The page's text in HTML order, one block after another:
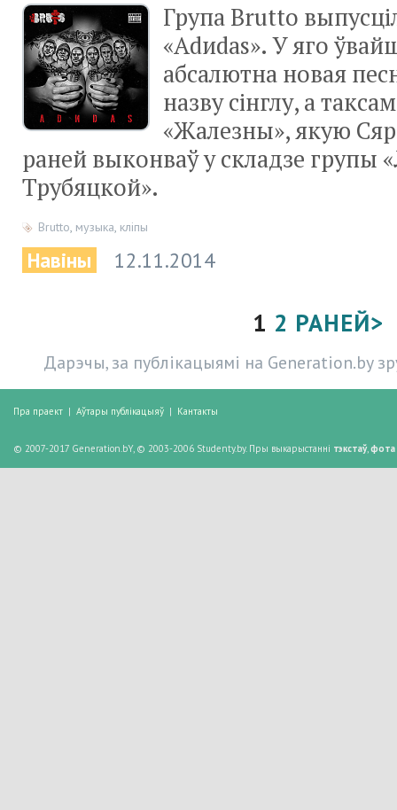
Група Brutto
«Adиdas». У яго
абсалютна новая
назву сінглу, а
«Жалезны», якую
раней выконваў у складзе групы
Трубяцкой».
Brutto, музыка, кліпы
Навіны 12.11.2014
1 2 РАНЕЙ>
Дарэчы, за публікацыямі на Generation.by
Пра праект | Аўтары публікацыяў | Кантакты
© 2007-2017 Generation.bY, © 2003-2006 Studenty.by. Пры выкарыстанні тэкстаў,фота